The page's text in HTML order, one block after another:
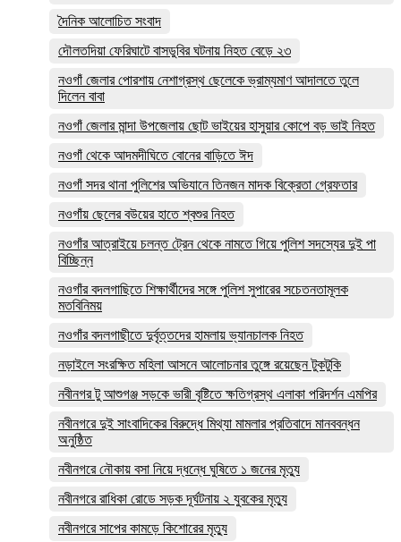
দৈনিক আলোচিত সংবাদ
দৌলতদিয়া ফেরিঘাটে বাসডুবির ঘটনায় নিহত বেড়ে ২৩
নওগাঁ জেলার পোরশায় নেশাগ্রস্থ ছেলেকে ভ্রাম্যমাণ আদালতে তুলে
দিলেন বাবা
নওগাঁ জেলার মান্দা উপজেলায় ছোট ভাইয়ের হাসুয়ার কোপে বড় ভাই নিহত
নওগাঁ থেকে আদমদীঘিতে বোনের বাড়িতে ঈদ
নওগাঁ সদর থানা পুলিশের অভিযানে তিনজন মাদক বিক্রেতা গ্রেফতার
নওগাঁয় ছেলের বউয়ের হাতে শ্বশুর নিহত
নওগাঁর আত্রাইয়ে চলন্ত ট্রেন থেকে নামতে গিয়ে পুলিশ সদস্যের দুই পা
বিচ্ছিন্ন
নওগাঁর বদলগাছিতে শিক্ষার্থীদের সঙ্গে পুলিশ সুপারের সচেতনতামূলক
মতবিনিময়
নওগাঁর বদলগাছীতে দুর্বৃত্তদের হামলায় ভ্যানচালক নিহত
নড়াইলে সংরক্ষিত মহিলা আসনে আলোচনার তুঙ্গে রয়েছেন টুকটুকি
নবীনগর টু আশুগঞ্জ সড়কে ভারী বৃষ্টিতে ক্ষতিগ্রস্থ এলাকা পরিদর্শন এমপির
নবীনগরে দুই সাংবাদিকের বিরুদ্ধে মিথ্যা মামলার প্রতিবাদে মানববন্ধন
অনুষ্ঠিত
নবীনগরে নৌকায় বসা নিয়ে দ্ধন্ধে ঘুষিতে ১ জনের মৃত্যু
নবীনগরে রাধিকা রোডে সড়ক দূর্ঘটনায় ২ যুবকের মৃত্যু
নবীনগরে সাপের কামড়ে কিশোরের মৃত্যু